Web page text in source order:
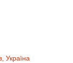
Україна